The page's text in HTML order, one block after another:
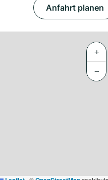
Anfahrt planen
+
−